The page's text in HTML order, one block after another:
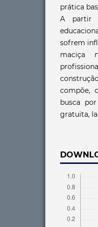
prática
A partir
sofrem
maciça
compõe,
busca
gratuita,